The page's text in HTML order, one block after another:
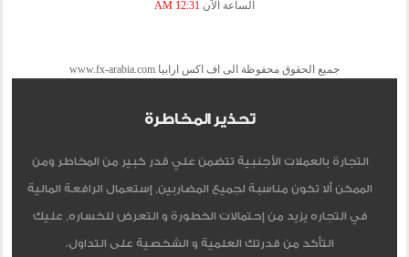
الساعة الآن 12:31 AM
جميع الحقوق محفوظة الى اف اكس ارابيا www.fx-arabia.com
تحذير المخاطرة
التجارة بالعملات الأجنبية تتضمن علي قدر كبير من المخاطر ومن
الممكن ألا تكون مناسبة لجميع المضاربين, إستعمال الرافعة المالية
في التجاره يزيد من إحتمالات الخطورة و التعرض للخساره, عليك
التأكد من قدرتك العلمية و الشخصية على التداول.